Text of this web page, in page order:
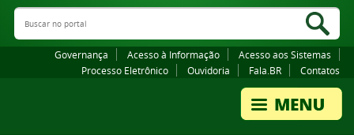
Canais
Buscar no portal
Governança Acesso à Informação
Acesso aos Sistemas
Processo Eletrônico
Ouvidoria Fala.BR Contatos